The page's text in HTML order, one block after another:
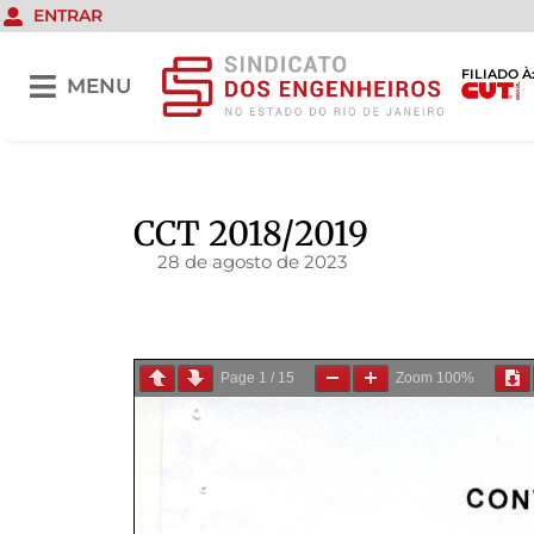
ENTRAR
MENU
FILIADO À:
CCT 2018/2019
28 de agosto de 2023
Page 1 / 15 Zoom 100%